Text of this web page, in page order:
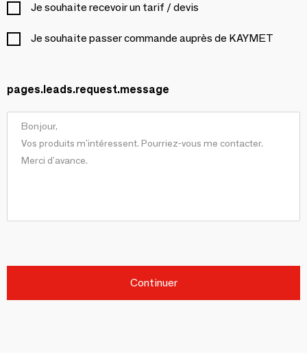
Je souhaite recevoir un tarif / devis
Je souhaite passer commande auprès de KAYMET
pages.leads.request.message
Continuer